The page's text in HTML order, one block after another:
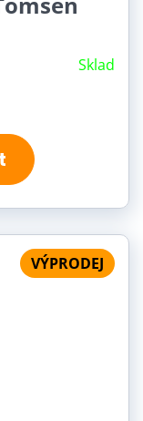
Sklad
VÝPRODEJ